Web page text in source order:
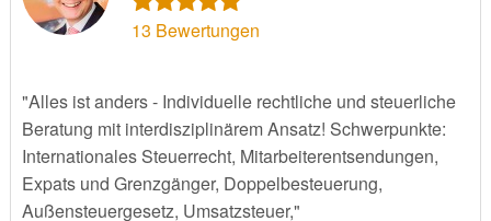
13 Bewertungen
"Alles ist anders - Individuelle rechtliche und steuerliche
Beratung mit interdisziplinärem Ansatz! Schwerpunkte:
Internationales Steuerrecht, Mitarbeiterentsendungen,
Expats und Grenzgänger, Doppelbesteuerung,
Außensteuergesetz, Umsatzsteuer,"